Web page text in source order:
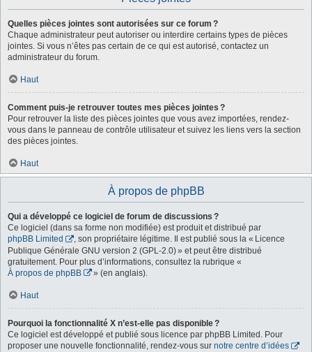
Quelles pièces jointes sont autorisées sur ce forum ?
Chaque administrateur peut autoriser ou interdire certains types de pièces
jointes. Si vous n’êtes pas certain de ce qui est autorisé, contactez un
administrateur du forum.
Haut
Comment puis-je retrouver toutes mes pièces jointes ?
Pour retrouver la liste des pièces jointes que vous avez importées, rendez-
vous dans le panneau de contrôle utilisateur et suivez les liens vers la section
des pièces jointes.
Haut
À propos de phpBB
Qui a développé ce logiciel de forum de discussions ?
Ce logiciel (dans sa forme non modifiée) est produit et distribué par
phpBB Limited
, son propriétaire légitime. Il est publié sous la « Licence
Publique Générale GNU version 2 (GPL-2.0) » et peut être distribué
gratuitement. Pour plus d’informations, consultez la rubrique «
À propos de phpBB
» (en anglais).
Haut
Pourquoi la fonctionnalité X n’est-elle pas disponible ?
Ce logiciel est développé et publié sous licence par phpBB Limited. Pour
proposer une nouvelle fonctionnalité, rendez-vous sur notre centre d’idées